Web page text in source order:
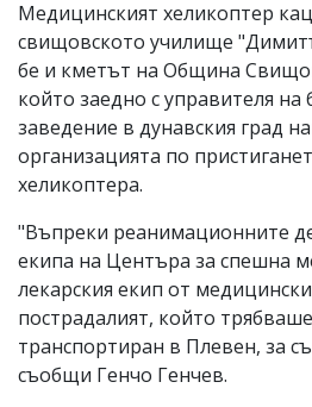
Медицинският хеликоптер
свищовското училище
бе и кметът на Община
който заедно с управителя на
заведение в дунавския град
организацията по
хеликоптера.
"Въпреки реанимационните
екипа на Центъра за спешна
лекарския екип от
пострадалият, който
транспортиран в Плевен, за
съобщи Генчо Генчев.